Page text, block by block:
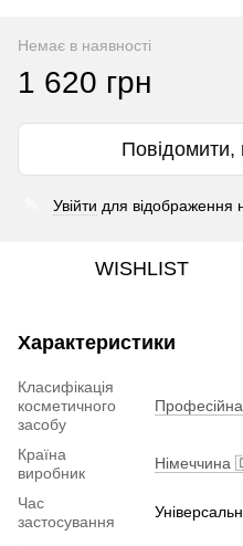
Немає в наявності
1 620 грн
Повідомити,
Увійти для відображення
WISHLIST
Характеристики
Класифікація
косметичного
засобу
Професійна
Країна
виробник
Час
застосування